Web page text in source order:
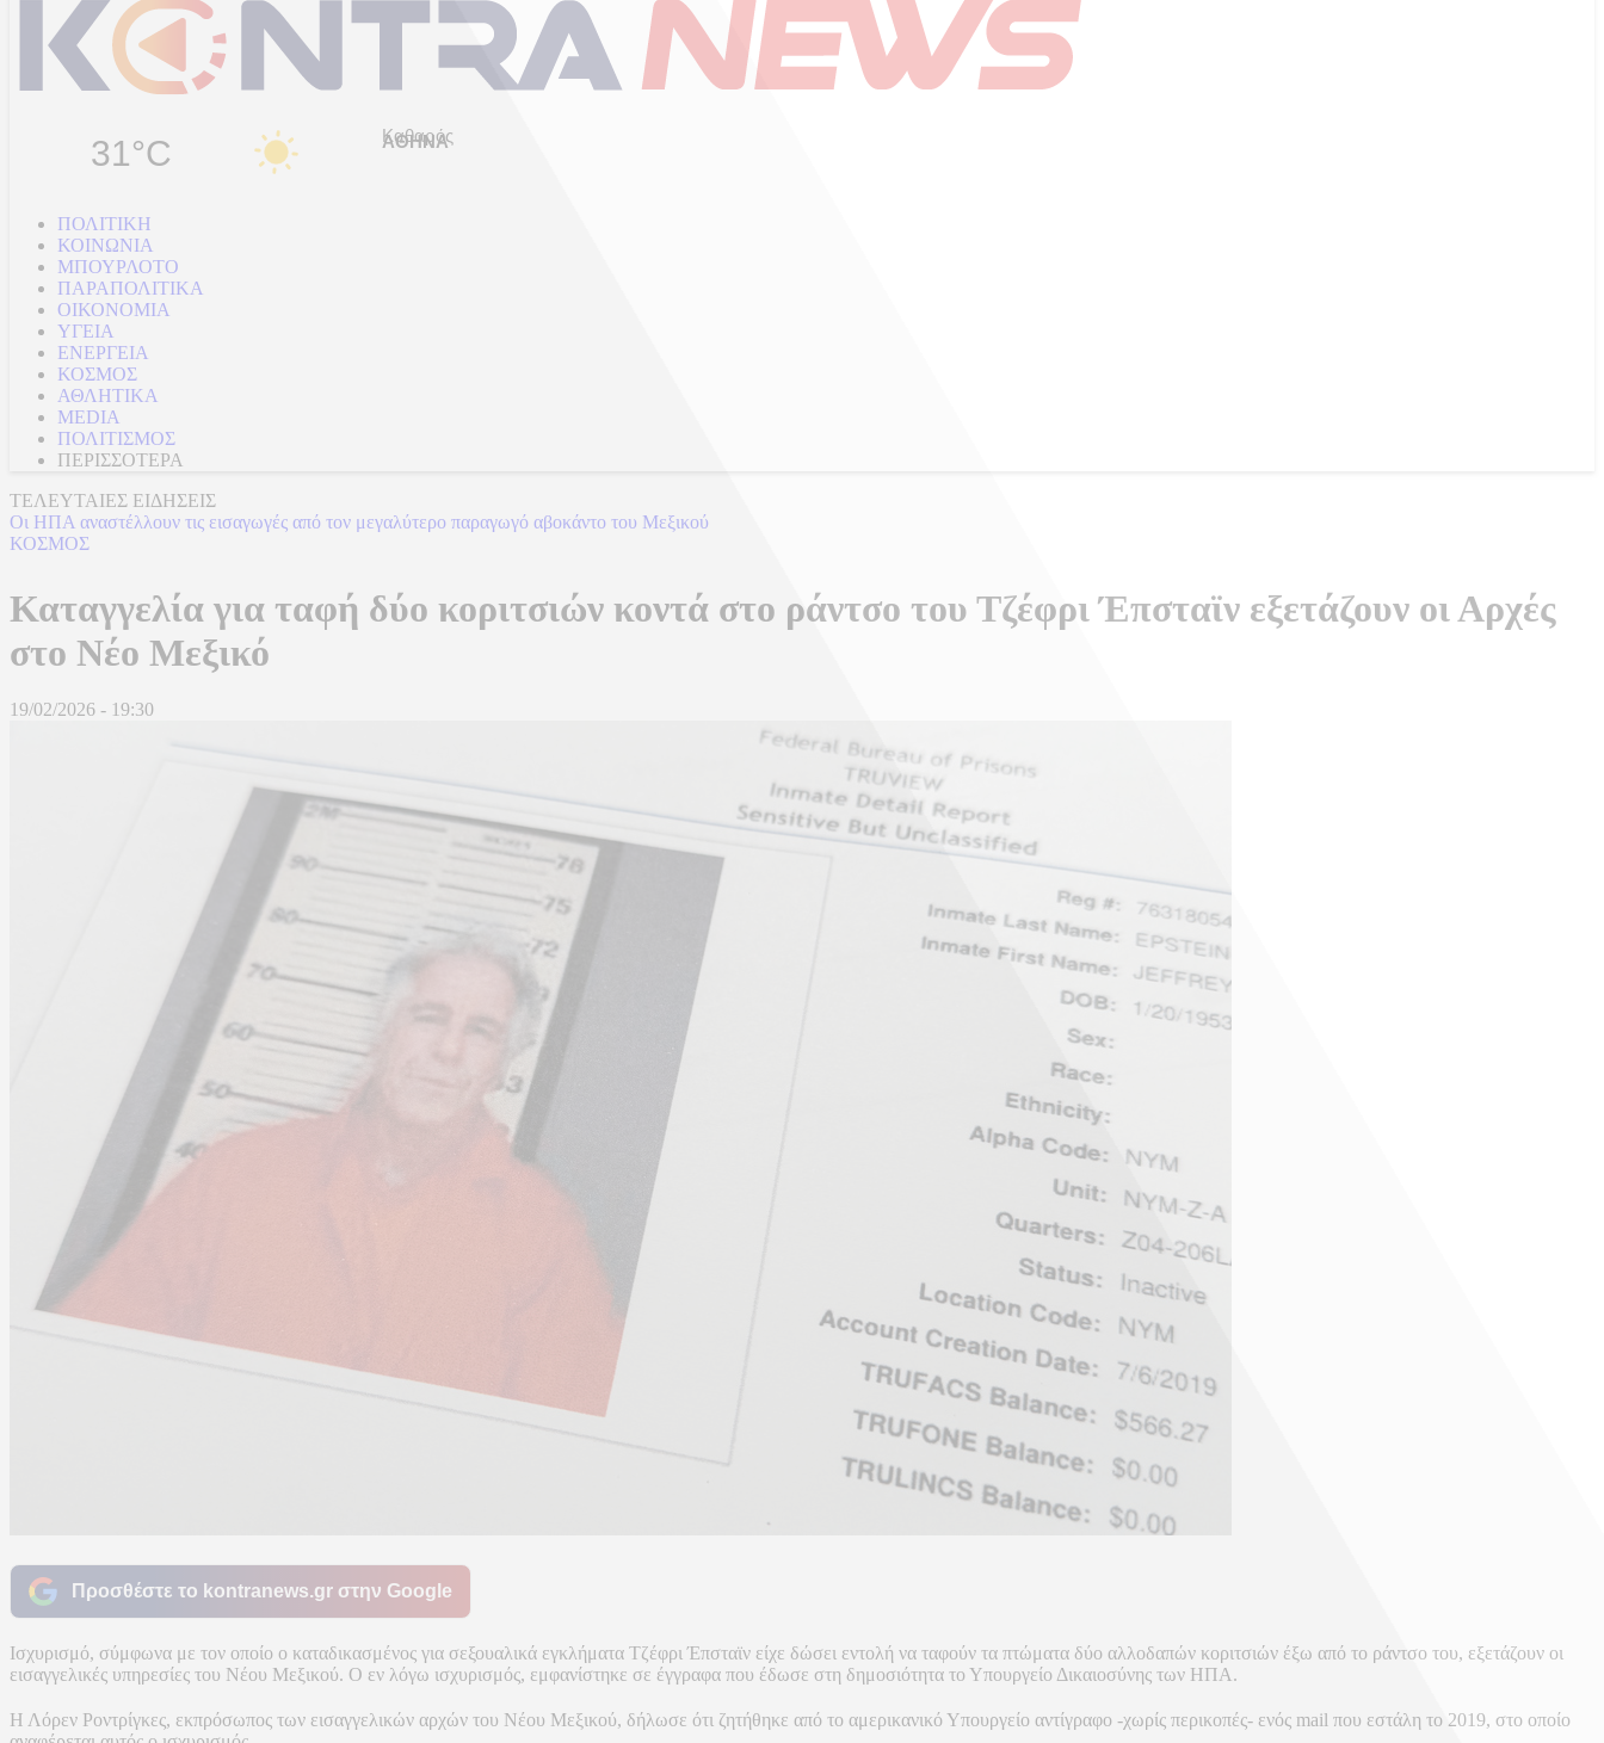
31°C Καθαρός
ΠΟΛΙΤΙΚΗ
ΚΟΙΝΩΝΙΑ
ΜΠΟΥΡΛΟΤΟ
ΠΑΡΑΠΟΛΙΤΙΚΑ
ΟΙΚΟΝΟΜΙΑ
ΥΓΕΙΑ
ΕΝΕΡΓΕΙΑ
ΚΟΣΜΟΣ
ΑΘΛΗΤΙΚΑ
MEDIA
ΠΟΛΙΤΙΣΜΟΣ
ΠΕΡΙΣΣΟΤΕΡΑ
ΤΕΛΕΥΤΑΙΕΣ ΕΙΔΗΣΕΙΣ
Οι ΗΠΑ αναστέλλουν τις εισαγωγές από τον μεγαλύτερο παραγωγό αβοκάντο του Μεξικού
ΚΟΣΜΟΣ
Καταγγελία για ταφή δύο κοριτσιών κοντά στο ράντσο του Τζέφρι Έπσταϊν εξετάζουν οι Αρχές
στο Νέο Μεξικό
19/02/2026 - 19:30
Προσθέστε το kontranews.gr στην Google
Ισχυρισμό, σύμφωνα με τον οποίο ο καταδικασμένος για σεξουαλικά εγκλήματα Τζέφρι Έπσταϊν είχε δώσει εντολή να ταφούν τα πτώματα δύο αλλοδαπών κοριτσιών έξω από το ράντσο του, εξετάζουν οι
εισαγγελικές υπηρεσίες του Νέου Μεξικού. Ο εν λόγω ισχυρισμός, εμφανίστηκε σε έγγραφα που έδωσε στη δημοσιότητα το Υπουργείο Δικαιοσύνης των ΗΠΑ.
Η Λόρεν Ροντρίγκες, εκπρόσωπος των εισαγγελικών αρχών του Νέου Μεξικού, δήλωσε ότι ζητήθηκε από το αμερικανικό Υπουργείο αντίγραφο -χωρίς περικοπές- ενός mail που εστάλη το 2019, στο οποίο